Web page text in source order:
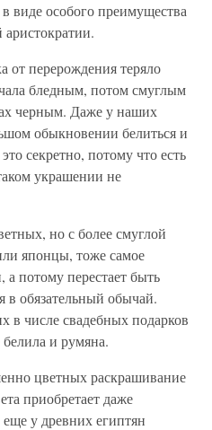
виде особого преимущества
от перерождения теряло
бледным, потом смуглым
черным. Даже у наших
обыкновении белиться и
секретно, потому что есть
украшении не
но с более смуглой
японцы, тоже самое
потому перестает быть
в обязательный обычай.
в числе свадебных подарков
и румяна.
цветных раскрашивание
приобретает даже
у древних египтян